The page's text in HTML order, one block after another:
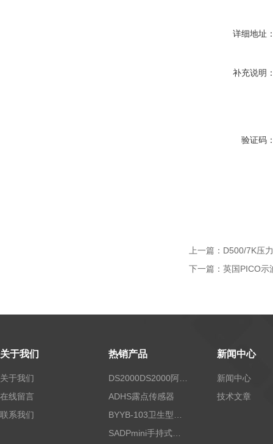
详细地址
补充说明
验证码
上一篇： D500/7K压
下一篇： 英国PICO示
关于我们
关于我们
在线留言
联系我们
热销产品
ADHS露点传感器
新闻中心
新闻中心
技术文章